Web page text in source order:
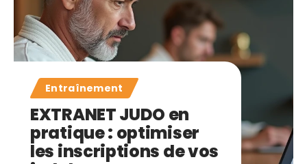
Entraînement
EXTRANET JUDO en
pratique : optimiser
les inscriptions de vos